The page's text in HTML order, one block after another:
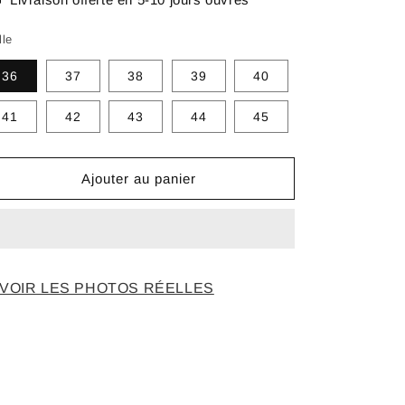
36 37 38 39 40
41 42 43 44 45
Ajouter au panier
VOIR LES PHOTOS RÉELLES